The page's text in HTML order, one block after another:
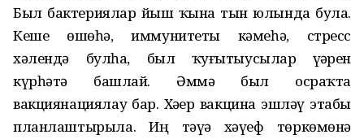
Был бактериялар йыш ҡына тын юлында була.
Кеше өшөһә, иммунитеты кәмеһә, стресс
хәлендә булһа, был ҡуҙғытыусылар үҙҙәрен
күрһәтә башлай. Әммә был осраҡта
вакциянациялау бар. Хәҙер вакцина эшләү этабы
планлаштырыла. Иң тәүҙә хәүеф төркөмөнә